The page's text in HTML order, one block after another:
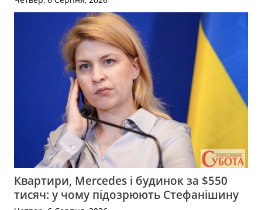
Квартири, Mercedes і будинок за $550
тисяч: у чому підозрюють Стефанішину